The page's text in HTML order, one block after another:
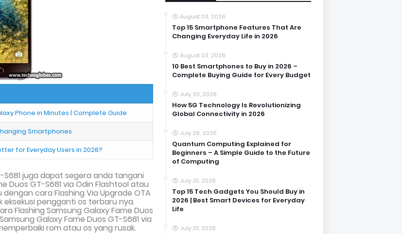
Phone in Minutes | Complete Guide
Smartphones
for Everyday Users in 2026?
S681 juga dapat segera anda tangani
Duos GT-S681 via Odin Flashtool atau
cara Flashing Via Upgrade OTA
eksekusi pengganti os terbaru nya.
Flashing Samsung Galaxy Fame Duos
Galaxy Fame Duos GT-S681 via
rom atau os yang rusak.
August 03, 2026
Top 15 Smartphone Features That Are
Changing Everyday Life in 2026
August 03, 2026
10 Best Smartphones to Buy in 2026 –
Complete Buying Guide for Every Budget
July 30, 2026
How 5G Technology Is Revolutionizing
Global Connectivity in 2026
July 26, 2026
Quantum Computing Explained for
Beginners – A Simple Guide to the Future
of Computing
July 25, 2026
Top 15 Tech Gadgets You Should Buy in
2026 | Best Smart Devices for Everyday
Life
July 25, 2026